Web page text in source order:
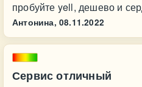
пробуйте yell, дешево и
Антонина, 08.11.2022
Сервис отличный